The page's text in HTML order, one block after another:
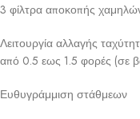
3 φίλτρα αποκοπής
Λειτουργία αλλαγής
από 0.5 εως 1.5 φορές (σε
Ευθυγράμμιση στάθμεων